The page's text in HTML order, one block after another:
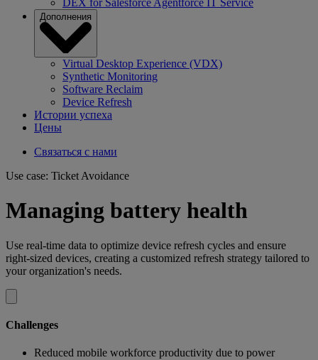
DEX for Salesforce Agentforce IT Service
Дополнения
Virtual Desktop Experience (VDX)
Synthetic Monitoring
Software Reclaim
Device Refresh
Истории успеха
Цены
Связаться с нами
Use case: Ticket Avoidance
Managing battery health
Use real-time data to optimize device refresh cycles and ensure
right-sized devices, creating a customized refresh strategy tailored to
your organization's needs.
Challenges
Reduced mobile workforce productivity due to power